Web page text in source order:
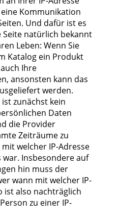
Kommunikation
Und dafür ist es
Seite natürlich bekannt
Leben: Wenn Sie
Katalog ein Produkt
Ihre
ansonsten kann das
werden.
zunächst kein
Daten
die Provider
Zeiträume zu
welcher IP-Adresse
Insbesondere auf
hin muss der
wann mit welcher IP-
ist also nachträglich
zu einer IP-